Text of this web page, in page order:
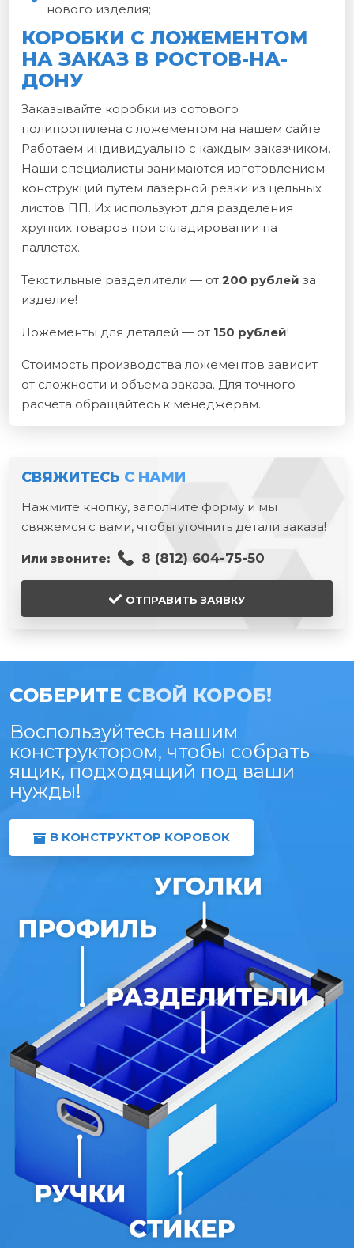
нового изделия;
КОРОБКИ С ЛОЖЕМЕНТОМ
НА ЗАКАЗ В РОСТОВ-НА-
ДОНУ
Заказывайте коробки из сотового
полипропилена с ложементом на нашем сайте.
Работаем индивидуально с каждым заказчиком.
Наши специалисты занимаются изготовлением
конструкций путем лазерной резки из цельных
листов ПП. Их используют для разделения
хрупких товаров при складировании на
паллетах.
Текстильные разделители — от 200 рублей за
изделие!
Ложементы для деталей — от 150 рублей!
Стоимость производства ложементов зависит
от сложности и объема заказа. Для точного
расчета обращайтесь к менеджерам.
СВЯЖИТЕСЬ С НАМИ
Нажмите кнопку, заполните форму и мы
свяжемся с вами, чтобы уточнить детали заказа!
Или звоните: 8 (812) 604-75-50
ОТПРАВИТЬ ЗАЯВКУ
СОБЕРИТЕ СВОЙ КОРОБ!
Воспользуйтесь нашим
конструктором, чтобы собрать
ящик, подходящий под ваши
нужды!
В КОНСТРУКТОР КОРОБОК